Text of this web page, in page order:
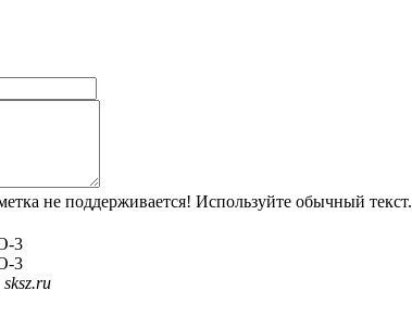
не поддерживается! Используйте обычный текст.
3
3